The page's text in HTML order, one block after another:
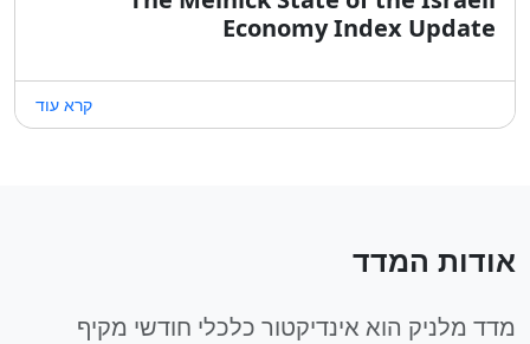
Economy Index Update
קרא עוד
אודות המדד
מדד מלניק הוא אינדיקטור כלכלי חודשי מקיף